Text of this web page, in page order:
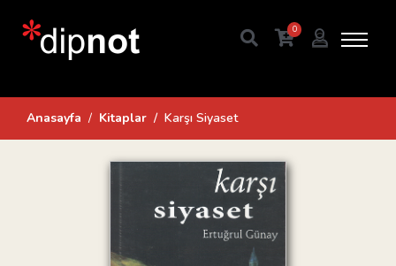
0
Anasayfa Kitaplar Karşı Siyaset